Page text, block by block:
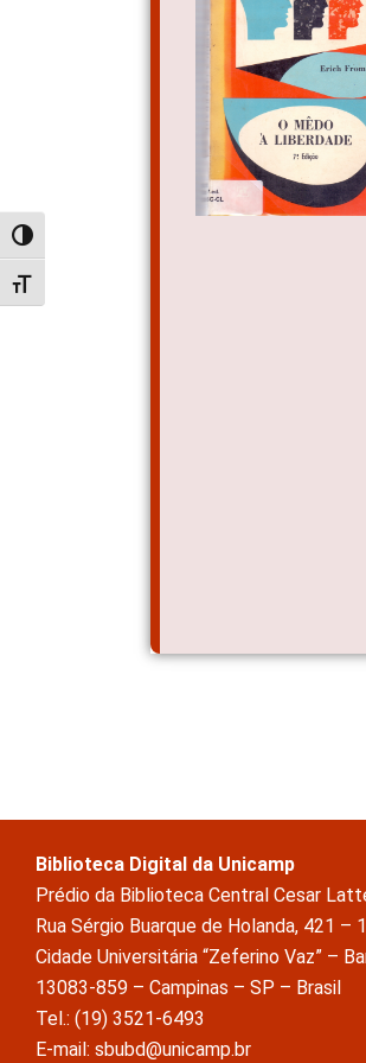
Alternar alto contraste
Alternar tamanho da fonte
Biblioteca Digital da Unicamp
Prédio da Biblioteca Central Cesar
Rua Sérgio Buarque de Holanda, 421 –
Cidade Universitária “Zeferino Vaz” –
13083-859 – Campinas – SP – Brasil
Tel.: (19) 3521-6493
E-mail: sbubd@unicamp.br